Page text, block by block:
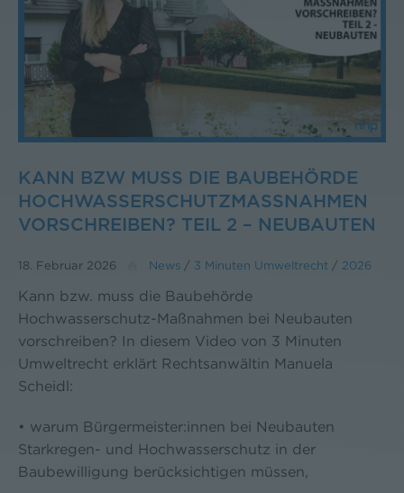
KANN BZW MUSS DIE BAUBEHÖRDE
HOCHWASSERSCHUTZMASSNAHMEN V
ORSCHREIBEN? TEIL 2 – NEUBAUTEN
18. Februar 2026 News / 3 Minuten Umweltrecht / 2026
Kann bzw. muss die Baubehörde
Hochwasserschutz-Maßnahmen bei Neubauten
vorschreiben? In diesem Video von 3 Minuten
Umweltrecht erklärt Rechtsanwältin Manuela
Scheidl:
• warum Bürgermeister:innen bei Neubauten
Starkregen- und Hochwasserschutz in der
Baubewilligung berücksichtigen müssen,